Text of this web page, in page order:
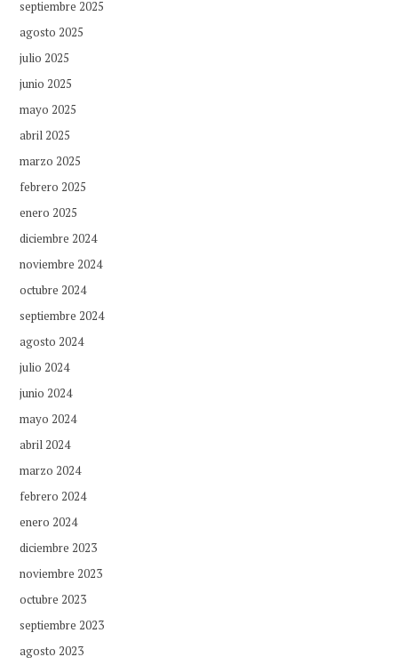
septiembre 2025
agosto 2025
julio 2025
junio 2025
mayo 2025
abril 2025
marzo 2025
febrero 2025
enero 2025
diciembre 2024
noviembre 2024
octubre 2024
septiembre 2024
agosto 2024
julio 2024
junio 2024
mayo 2024
abril 2024
marzo 2024
febrero 2024
enero 2024
diciembre 2023
noviembre 2023
octubre 2023
septiembre 2023
agosto 2023